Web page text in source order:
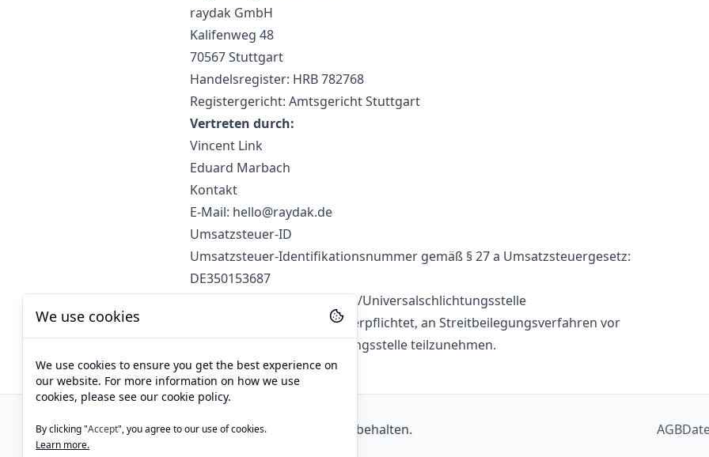
raydak GmbH
Kalifenweg 48
70567 Stuttgart
Handelsregister: HRB 782768
Registergericht: Amtsgericht Stuttgart
Vertreten durch:
Vincent Link
Eduard Marbach
Kontakt
E-Mail: hello@raydak.de
Umsatzsteuer-ID
Umsatzsteuer-Identifikationsnummer gemäß § 27 a Umsatzsteuergesetz:
DE350153687
Verbraucher­streit­beilegung/Universal­schlichtungs­stelle
Wir sind nicht bereit oder verpflichtet, an Streitbeilegungsverfahren vor
einer Verbraucherschlichtungsstelle teilzunehmen.
© 2024 AIFred. Alle Rechte vorbehalten. AGB
We use cookies
We use cookies to ensure you get the best experience on
our website. For more information on how we use
cookies, please see our cookie policy.
By clicking "Accept", you agree to our use of cookies.
Learn more.